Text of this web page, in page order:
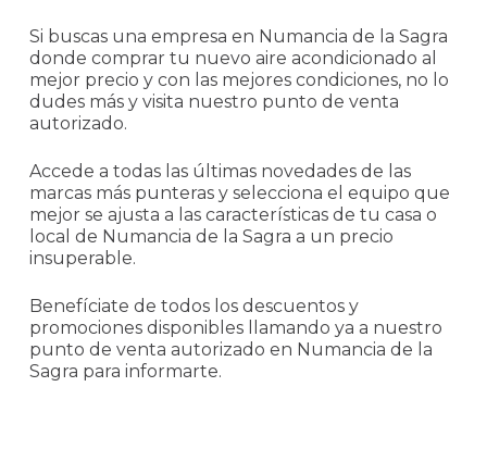
Si buscas una empresa en Numancia de la Sagra
donde comprar tu nuevo aire acondicionado al
mejor precio y con las mejores condiciones, no lo
dudes más y visita nuestro punto de venta
autorizado.
Accede a todas las últimas novedades de las
marcas más punteras y selecciona el equipo que
mejor se ajusta a las características de tu casa o
local de Numancia de la Sagra a un precio
insuperable.
Benefíciate de todos los descuentos y
promociones disponibles llamando ya a nuestro
punto de venta autorizado en Numancia de la
Sagra para informarte.